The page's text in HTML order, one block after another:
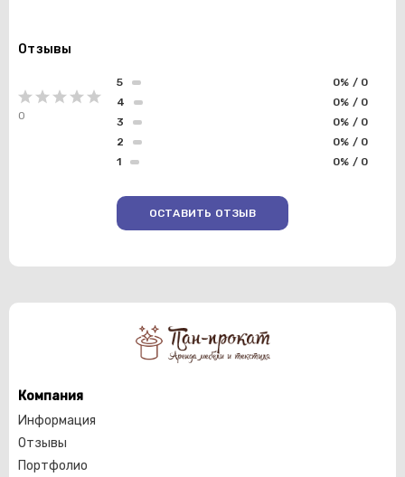
Отзывы
0
1 0% / 0
2 0% / 0
3 0% / 0
4 0% / 0
5 0% / 0
ОСТАВИТЬ ОТЗЫВ
Компания
Информация
Отзывы
Портфолио